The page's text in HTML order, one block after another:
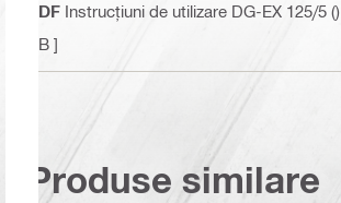
PDF Instrucțiuni de utilizare DG-EX 125/5 ()
KB ]
Produse similare